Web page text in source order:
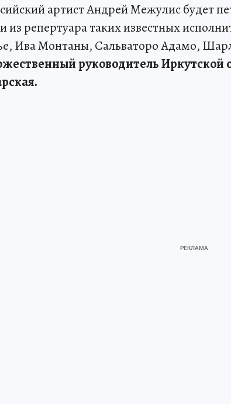
артист Андрей Межулис будет
из репертуара таких известных
Ива Монтаны, Сальваторо Адамо,
руководитель